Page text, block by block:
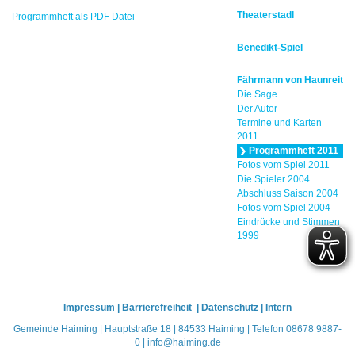
Programmheft als PDF Datei Theaterstadl
Benedikt-Spiel
Fährmann von Haunreit
Die Sage
Der Autor
Termine und Karten
2011
Programmheft 2011
Fotos vom Spiel 2011
Die Spieler 2004
Abschluss Saison 2004
Fotos vom Spiel 2004
Eindrücke und Stimmen
1999
Impressum Barrierefreiheit Datenschutz
Intern
Gemeinde Haiming | Hauptstraße 18 | 84533 Haiming | Telefon 08678 9887-
0 | info@haiming.de